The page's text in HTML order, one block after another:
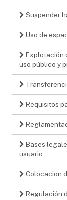
Suspender
Uso de
Explotación
uso público y
Requisitos
Bases
usuario
Colocacion
Regulación